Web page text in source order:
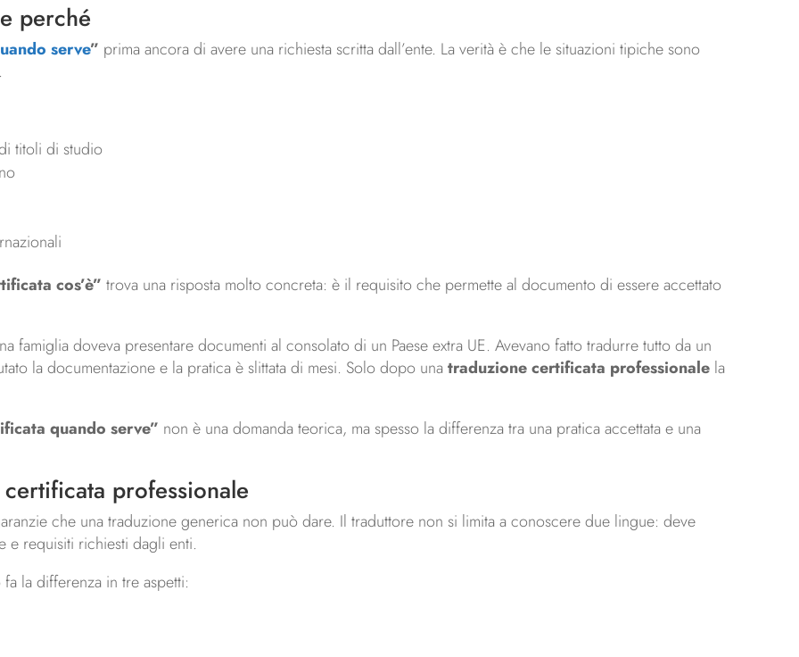
perché
serve” prima ancora di avere una richiesta scritta dall’ente. La verità è che le situazioni tipiche sono
titoli di studio
cos’è” trova una risposta molto concreta: è il requisito che permette al documento di essere accettato
famiglia doveva presentare documenti al consolato di un Paese extra UE. Avevano fatto tradurre tutto da un
la documentazione e la pratica è slittata di mesi. Solo dopo unatraduzione certificata professionale la
quando serve” non è una domanda teorica, ma spesso la differenza tra una pratica accettata e una
professionale
che una traduzione generica non può dare. Il traduttore non si limita a conoscere due lingue: deve
e requisiti richiesti dagli enti.
fa la differenza in tre aspetti: